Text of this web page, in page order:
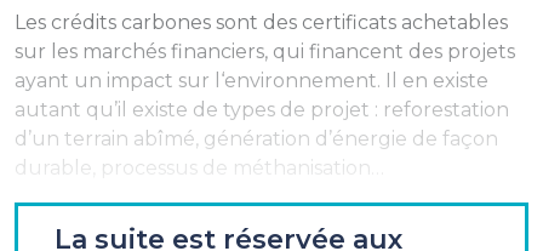
Les crédits carbones sont des certificats achetables
sur les marchés financiers, qui financent des projets
ayant un impact sur l‘environnement. Il en existe
autant qu’il existe de types de projet : reforestation
d’un terrain abîmé, génération d’énergie de façon
durable, processus de méthanisation…
plantations sont effectuées et augmentent la
La suite est réservée aux